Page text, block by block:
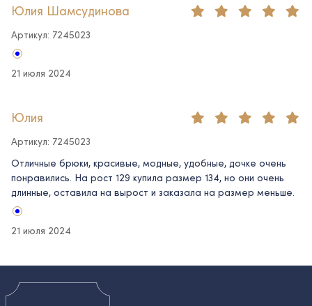
Юлия Шамсудинова
Артикул: 7245023
21 июля 2024
Юлия
Артикул: 7245023
Отличные брюки, красивые, модные, удобные, дочке очень
понравились. На рост 129 купила размер 134, но они очень
длинные, оставила на вырост и заказала на размер меньше.
21 июля 2024